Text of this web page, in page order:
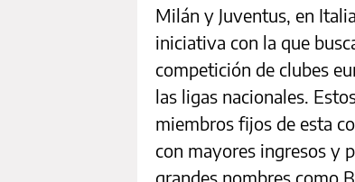
Milán y Juventus, en
iniciativa con la que
competición de clubes
las ligas nacionales.
miembros fijos de esta
con mayores ingresos y
grandes nombres como